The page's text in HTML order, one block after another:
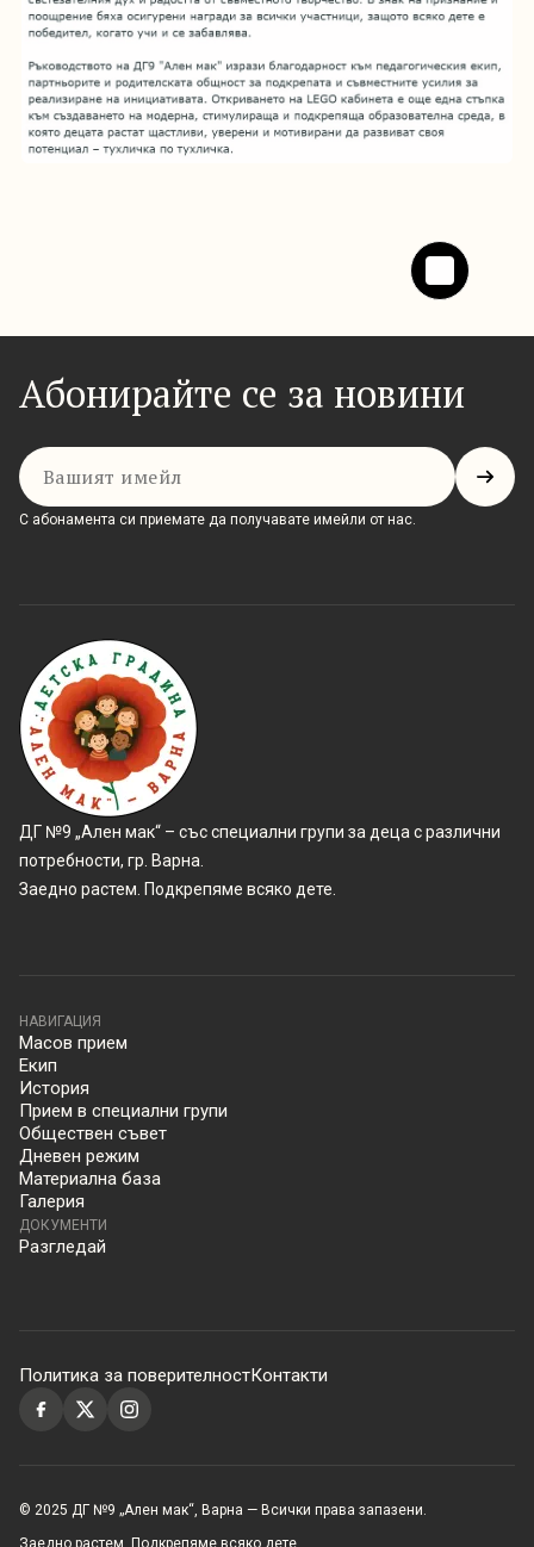
Абонирайте се за новини
Имейл
С абонамента си приемате да получавате имейли от нас.
ДГ №9 „Ален мак“ – със специални групи за деца с различни
потребности, гр. Варна.
Заедно растем. Подкрепяме всяко дете.
НАВИГАЦИЯ
Масов прием
Екип
История
Прием в специални групи
Обществен съвет
Дневен режим
Материална база
Галерия
ДОКУМЕНТИ
Разгледай
Политика за поверителностКонтакти
© 2025 ДГ №9 „Ален мак“, Варна — Всички права запазени.
Заедно растем. Подкрепяме всяко дете.